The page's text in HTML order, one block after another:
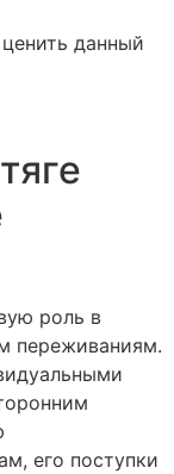
данный
роль в
переживаниям.
его поступки